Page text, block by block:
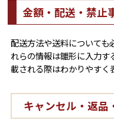
金額・配送・禁止
配送方法や送料についても
れらの情報は雛形に入力す
載される際はわかりやすく
キャンセル・返品